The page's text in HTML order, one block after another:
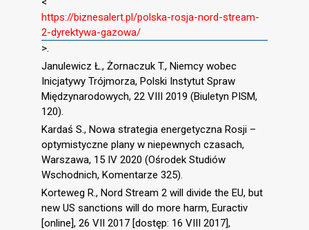
https://biznesalert.pl/polska-rosja-nord-stream-
2-dyrektywa-gazowa/
>.
Janulewicz Ł., Żornaczuk T., Niemcy wobec
Inicjatywy Trójmorza, Polski Instytut Spraw
Międzynarodowych, 22 VIII 2019 (Biuletyn PISM,
120).
Kardaś S., Nowa strategia energetyczna Rosji –
optymistyczne plany w niepewnych czasach,
Warszawa, 15 IV 2020 (Ośrodek Studiów
Wschodnich, Komentarze 325).
Korteweg R., Nord Stream 2 will divide the EU, but
new US sanctions will do more harm, Euractiv
[online], 26 VII 2017 [dostęp: 16 VIII 2017],